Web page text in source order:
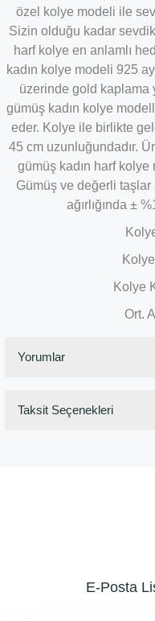
özel kolye modeli ile
Sizin olduğu kadar
harf kolye en anlamlı
kadın kolye modeli 925
üzerinde gold kaplama
gümüş kadın kolye
eder. Kolye ile birlikte
45 cm uzunluğundadır.
gümüş kadın harf
Gümüş ve değerli
ağırlığında ±
Kolye
Ort.
Yorumlar
Taksit Seçenekleri
E-Posta